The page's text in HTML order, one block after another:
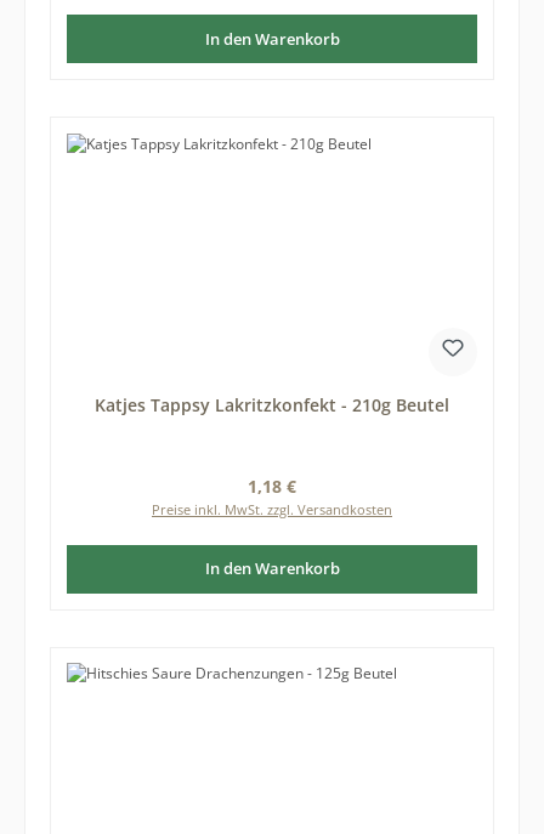
In den Warenkorb
Katjes Tappsy Lakritzkonfekt - 210g Beutel
Regulärer Preis:
1,18 €
Preise inkl. MwSt. zzgl. Versandkosten
In den Warenkorb